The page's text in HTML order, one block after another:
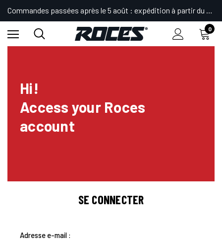
Commandes passées après le 5 août : expédition à partir du 24.
0
Hi!
Access your Roces
account
SE CONNECTER
Adresse e-mail :